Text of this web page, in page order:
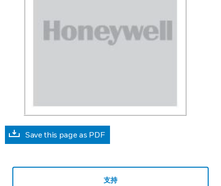
Save this page as PDF
支持